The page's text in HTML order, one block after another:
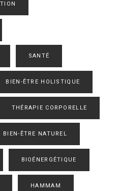
SANTÉ
BIEN-ÊTRE HOLISTIQUE
THÉRAPIE CORPORELLE
BIEN-ÊTRE NATUREL
BIOÉNERGÉTIQUE
HAMMAM